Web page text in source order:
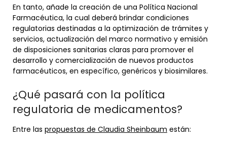
En tanto, añade la creación de una Política Nacional
Farmacéutica, la cual deberá brindar condiciones
regulatorias destinadas a la optimización de trámites y
servicios, actualización del marco normativo y emisión
de disposiciones sanitarias claras para promover el
desarrollo y comercialización de nuevos productos
farmacéuticos, en específico, genéricos y biosimilares.
¿Qué pasará con la política
regulatoria de medicamentos?
Entre las propuestas de Claudia Sheinbaum están: